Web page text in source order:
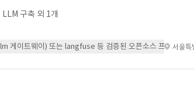
LLM 구축 외 1개
게이트웨이) 또는 langfuse 등 검증된 오픈소스 프레임워
서울특